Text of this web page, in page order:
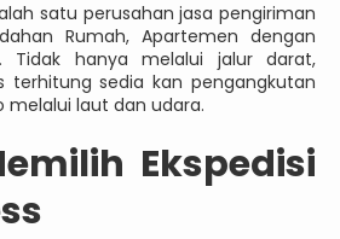
satu perusahan jasa pengiriman
Rumah, Apartemen dengan
Tidak hanya melalui jalur darat,
terhitung sedia kan pengangkutan
laut dan udara.
Ekspedisi